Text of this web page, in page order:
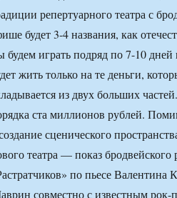
репертуарного театра с
будет 3-4 названия, как
будем играть подряд по 7-10
жить только на те деньги,
из двух больших
ста миллионов рублей.
сценического
театра — показ
по пьесе
совместно с известным